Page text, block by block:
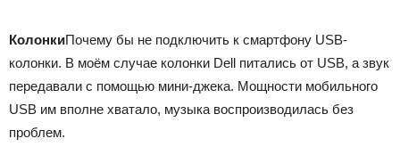
КолонкиПочему бы не подключить к смартфону USB-
колонки. В моём случае колонки Dell питались от USB, а звук
передавали с помощью мини-джека. Мощности мобильного
USB им вполне хватало, музыка воспроизводилась без
проблем.